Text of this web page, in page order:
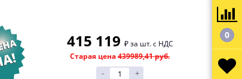
415 119 ₽ за шт. с НДС
Старая цена439989,41 руб.
- +
0